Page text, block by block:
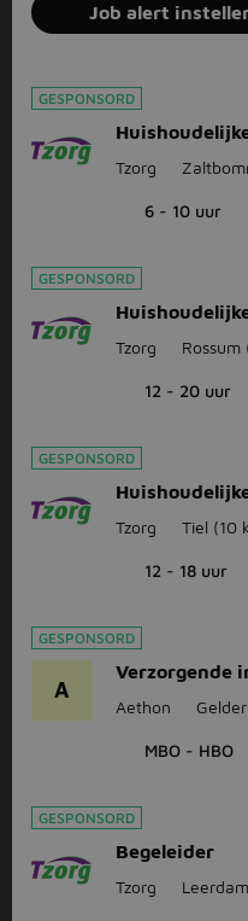
Job alert
GESPONSORD
Tzorg
6 - 10 uur
GESPONSORD
Tzorg Rossum
12 - 20 uur
GESPONSORD
Tzorg Tiel (10
12 - 18 uur
GESPONSORD
A
Verzorgende
Aethon
MBO - HBO
GESPONSORD
Begeleider
Tzorg Leerdam